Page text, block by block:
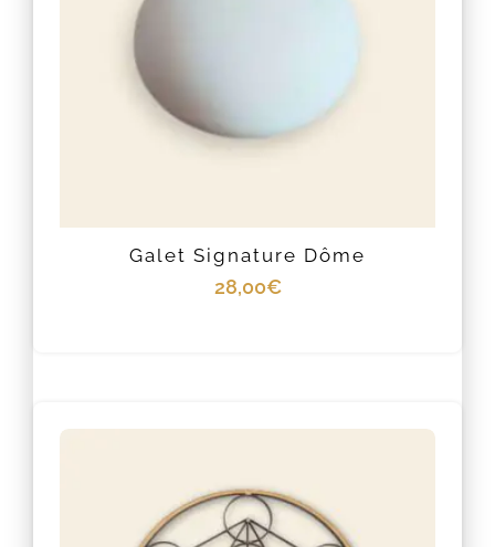
Galet Signature Dôme
28,00€